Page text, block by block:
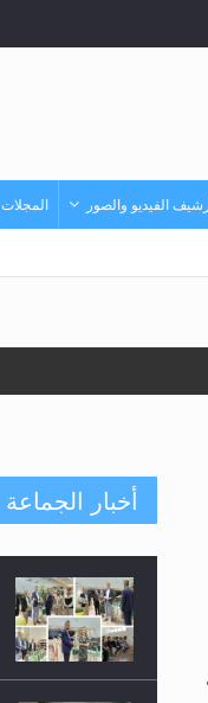
أرشيف الفيديو والصور المجلات
المزيد
أخبار الجماعة